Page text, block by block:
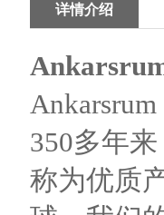
详情介绍
350多年
称为优质